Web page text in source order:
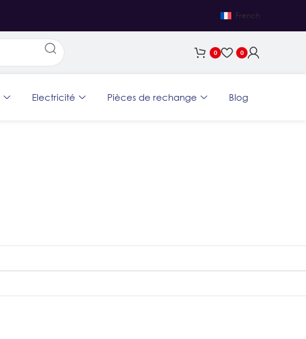
French
0 0
Electricité Pièces de rechange Blog